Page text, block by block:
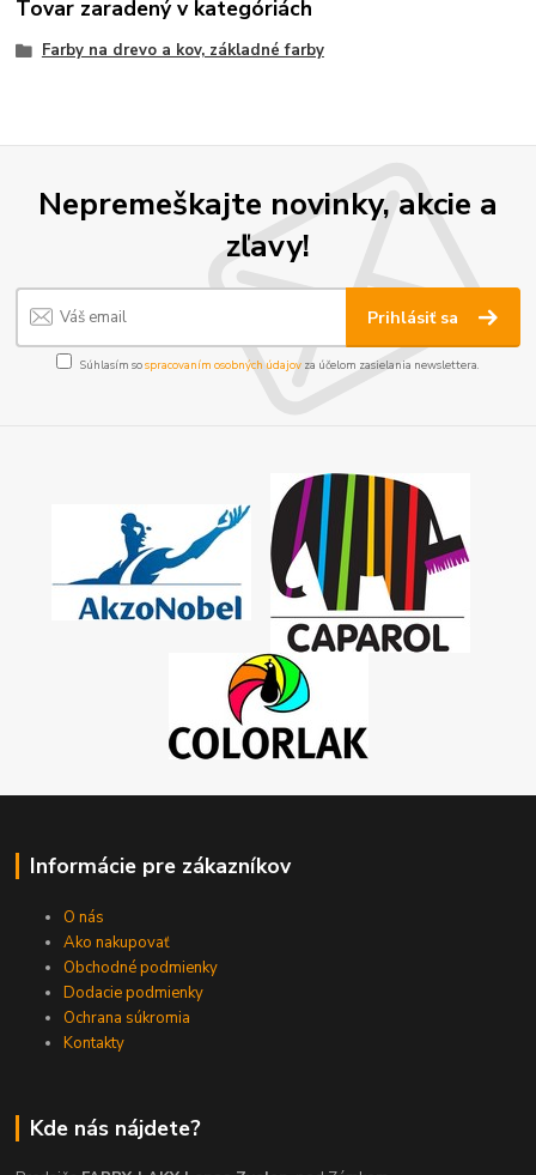
Tovar zaradený v kategóriách
Farby na drevo a kov, základné farby
Nepremeškajte novinky, akcie a
zľavy!
Prihlásiť sa
Súhlasím sospracovaním osobných údajov za účelom zasielania newslettera.
Informácie pre zákazníkov
O nás
Ako nakupovať
Obchodné podmienky
Dodacie podmienky
Ochrana súkromia
Kontakty
Kde nás nájdete?